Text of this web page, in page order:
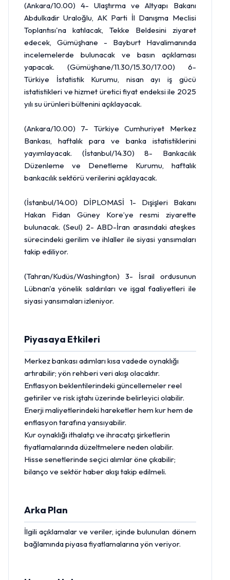
(Ankara/10.00) 4- Ulaştırma ve Altyapı Bakanı
Abdulkadir Uraloğlu, AK Parti İl Danışma Meclisi
Toplantısı'na katılacak, Tekke Beldesini ziyaret
edecek, Gümüşhane - Bayburt Havalimanında
incelemelerde bulunacak ve basın açıklaması
yapacak. (Gümüşhane/11.30/15.30/17.00) 6-
Türkiye İstatistik Kurumu, nisan ayı iş gücü
istatistikleri ve hizmet üretici fiyat endeksi ile 2025
yılı su ürünleri bültenini açıklayacak.
(Ankara/10.00) 7- Türkiye Cumhuriyet Merkez
Bankası, haftalık para ve banka istatistiklerini
yayımlayacak. (İstanbul/14.30) 8- Bankacılık
Düzenleme ve Denetleme Kurumu, haftalık
bankacılık sektörü verilerini açıklayacak.
(İstanbul/14.00) DİPLOMASİ 1- Dışişleri Bakanı
Hakan Fidan Güney Kore’ye resmi ziyarette
bulunacak. (Seul) 2- ABD-İran arasındaki ateşkes
sürecindeki gerilim ve ihlaller ile siyasi yansımaları
takip ediliyor.
(Tahran/Kudüs/Washington) 3- ⁠⁠⁠İsrail ordusunun
Lübnan'a yönelik saldırıları ve işgal faaliyetleri ile
siyasi yansımaları izleniyor.
Piyasaya Etkileri
Merkez bankası adımları kısa vadede oynaklığı
artırabilir; yön rehberi veri akışı olacaktır.
Enflasyon beklentilerindeki güncellemeler reel
getiriler ve risk iştahı üzerinde belirleyici olabilir.
Enerji maliyetlerindeki hareketler hem kur hem de
enflasyon tarafına yansıyabilir.
Kur oynaklığı ithalatçı ve ihracatçı şirketlerin
fiyatlamalarında düzeltmelere neden olabilir.
Hisse senetlerinde seçici alımlar öne çıkabilir;
bilanço ve sektör haber akışı takip edilmeli.
Arka Plan
İlgili açıklamalar ve veriler, içinde bulunulan dönem
bağlamında piyasa fiyatlamalarına yön veriyor.